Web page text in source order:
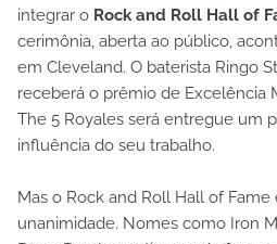
integrar o Rock and Roll Hall of
cerimônia, aberta ao público,
em Cleveland. O baterista Ringo
receberá o prêmio de Excelência
The 5 Royales será entregue um
influência do seu trabalho.
Mas o Rock and Roll Hall of
unanimidade. Nomes como Iron